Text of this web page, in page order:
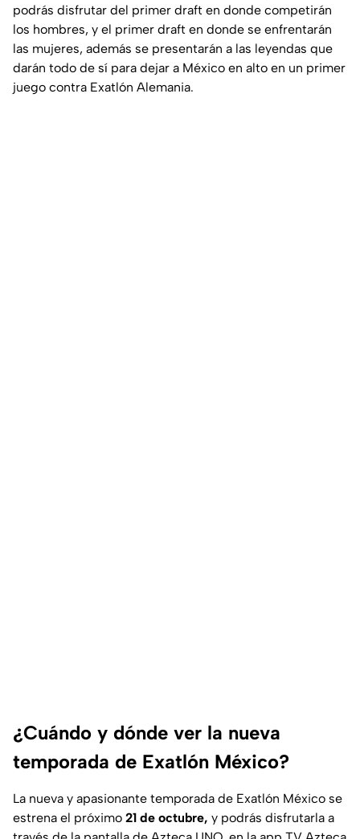
podrás disfrutar del primer draft en donde competirán
los hombres, y el primer draft en donde se enfrentarán
las mujeres, además se presentarán a las leyendas que
darán todo de sí para dejar a México en alto en un primer
juego contra Exatlón Alemania.
¿Cuándo y dónde ver la nueva
temporada de Exatlón México?
La nueva y apasionante temporada de Exatlón México se
estrena el próximo 21 de octubre, y podrás disfrutarla a